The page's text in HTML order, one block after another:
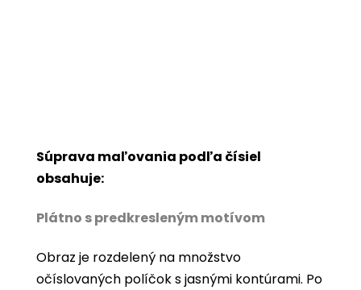
Súprava maľovania podľa čísiel
obsahuje:
Plátno s predkresleným motívom
Obraz je rozdelený na množstvo
očíslovaných políčok s jasnými kontúrami. Po